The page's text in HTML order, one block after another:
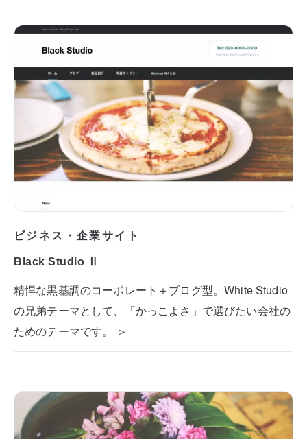
ビジネス・企業サイト
Black Studio Ⅱ
精悍な黒基調のコーポレート＋ブログ型。White Studio
の兄弟テーマとして、「かっこよさ」で選びたい会社の
ためのテーマです。 ＞